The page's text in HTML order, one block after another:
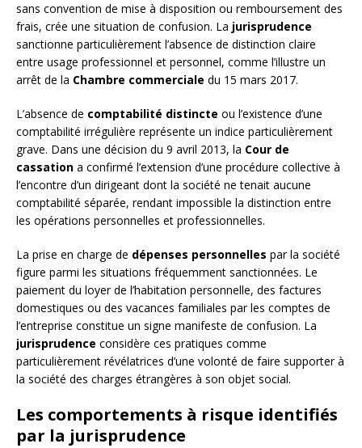
sans convention de mise à disposition ou remboursement des
frais, crée une situation de confusion. La jurisprudence
sanctionne particulièrement l’absence de distinction claire
entre usage professionnel et personnel, comme l’illustre un
arrêt de la Chambre commerciale du 15 mars 2017.
L’absence de comptabilité distincte ou l’existence d’une
comptabilité irrégulière représente un indice particulièrement
grave. Dans une décision du 9 avril 2013, la Cour de
cassation a confirmé l’extension d’une procédure collective à
l’encontre d’un dirigeant dont la société ne tenait aucune
comptabilité séparée, rendant impossible la distinction entre
les opérations personnelles et professionnelles.
La prise en charge de dépenses personnelles par la société
figure parmi les situations fréquemment sanctionnées. Le
paiement du loyer de l’habitation personnelle, des factures
domestiques ou des vacances familiales par les comptes de
l’entreprise constitue un signe manifeste de confusion. La
jurisprudence considère ces pratiques comme
particulièrement révélatrices d’une volonté de faire supporter à
la société des charges étrangères à son objet social.
Les comportements à risque identifiés
par la jurisprudence